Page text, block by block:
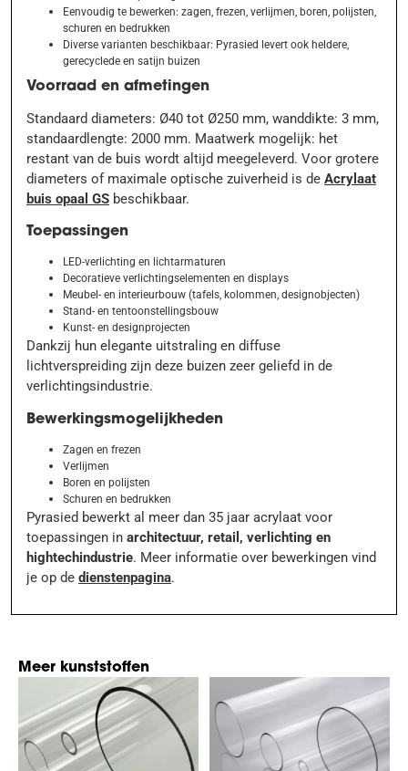
Eenvoudig te bewerken: zagen, frezen, verlijmen, boren, polijsten,
schuren en bedrukken
Diverse varianten beschikbaar: Pyrasied levert ook heldere,
gerecyclede en satijn buizen
Voorraad en afmetingen
Standaard diameters: Ø40 tot Ø250 mm, wanddikte: 3 mm,
standaardlengte: 2000 mm. Maatwerk mogelijk: het
restant van de buis wordt altijd meegeleverd. Voor grotere
diameters of maximale optische zuiverheid is de Acrylaat
buis opaal GS beschikbaar.
Toepassingen
LED-verlichting en lichtarmaturen
Decoratieve verlichtingselementen en displays
Meubel- en interieurbouw (tafels, kolommen, designobjecten)
Stand- en tentoonstellingsbouw
Kunst- en designprojecten
Dankzij hun elegante uitstraling en diffuse
lichtverspreiding zijn deze buizen zeer geliefd in de
verlichtingsindustrie.
Bewerkingsmogelijkheden
Zagen en frezen
Verlijmen
Boren en polijsten
Schuren en bedrukken
Pyrasied bewerkt al meer dan 35 jaar acrylaat voor
toepassingen in architectuur, retail, verlichting en
hightechindustrie. Meer informatie over bewerkingen vind
je op de dienstenpagina.
Meer kunststoffen